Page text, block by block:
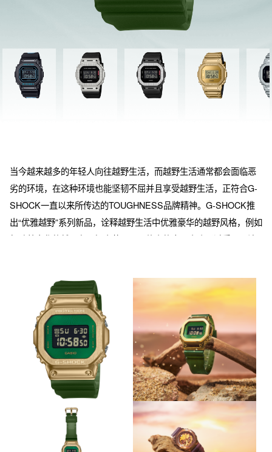
当今越来越多的年轻人向往越野生活，而越野生活通常都会面临恶
劣的环境，在这种环境也能坚韧不屈并且享受越野生活，正符合G-
SHOCK一直以来所传达的TOUGHNESS品牌精神。G-SHOCK推
出“优雅越野”系列新品，诠释越野生活中优雅豪华的越野风格，例如
驾驶着豪华的越野车，探索荒野。三款表的金属表头通过采用IP涂